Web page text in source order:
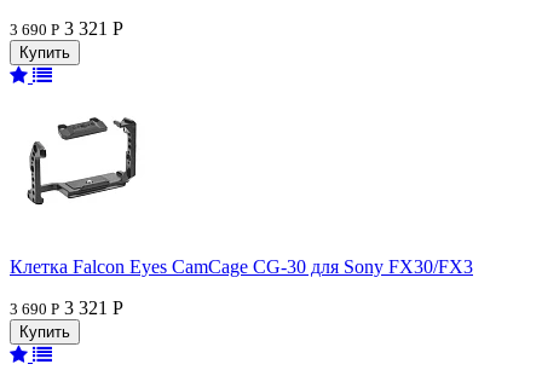
3 690 Р 3 321 Р
Клетка Falcon Eyes CamCage CG-30 для Sony FX30/FX3
3 690 Р 3 321 Р